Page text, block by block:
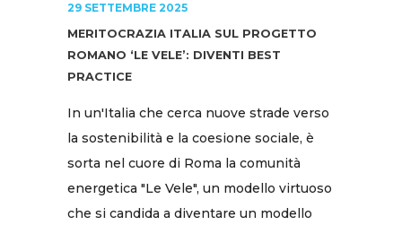
29 SETTEMBRE 2025
MERITOCRAZIA ITALIA SUL PROGETTO
ROMANO ‘LE VELE’: DIVENTI BEST
PRACTICE
In un'Italia che cerca nuove strade verso
la sostenibilità e la coesione sociale, è
sorta nel cuore di Roma la comunità
energetica "Le Vele", un modello virtuoso
che si candida a diventare un modello